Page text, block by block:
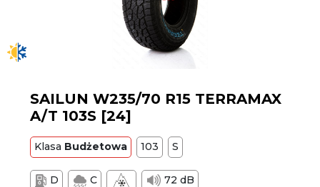
SAILUN W235/70 R15 TERRAMAX
A/T 103S [24]
Klasa Budżetowa 103 S
D C 72 dB